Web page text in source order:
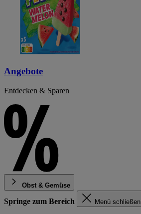
Angebote
Entdecken & Sparen
Obst & Gemüse
Springe zum Bereich Menü schließen